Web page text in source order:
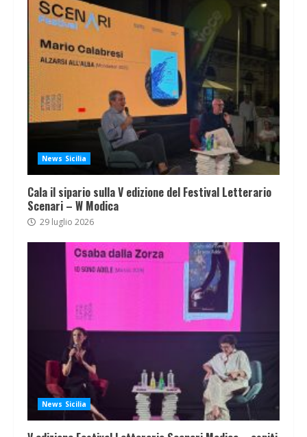
News Sicilia
Cala il sipario sulla V edizione del Festival Letterario
Scenari – W Modica
29 luglio 2026
News Sicilia